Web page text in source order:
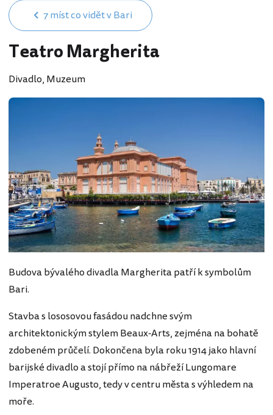
7 míst co vidět v Bari
Teatro Margherita
Divadlo, Muzeum
Budova bývalého divadla Margherita patří k symbolům
Bari.
Stavba s lososovou fasádou nadchne svým
architektonickým stylem Beaux-Arts, zejména na bohatě
zdobeném průčelí. Dokončena byla roku 1914 jako hlavní
barijské divadlo a stojí přímo na nábřeží Lungomare
Imperatroe Augusto, tedy v centru města s výhledem na
moře.